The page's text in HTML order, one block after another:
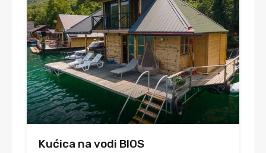
Kućica na vodi BIOS